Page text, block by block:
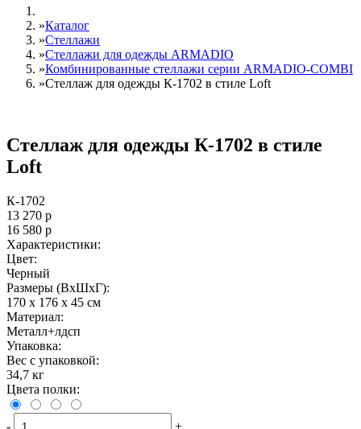
»Каталог
»Стеллажи
»Cтеллажи для одежды ARMADIO
»Комбинированные стеллажи серии ARMADIO-COMBI
»Стеллаж для одежды К-1702 в стиле Loft
Стеллаж для одежды К-1702 в стиле
Loft
К-1702
13 270 р
16 580 р
Характеристики:
Цвет:
Черный
Размеры (ВxШxГ):
170 x 176 x 45 см
Материал:
Металл+лдсп
Упаковка:
Вес с упаковкой:
34,7 кг
Цвета полки:
- +